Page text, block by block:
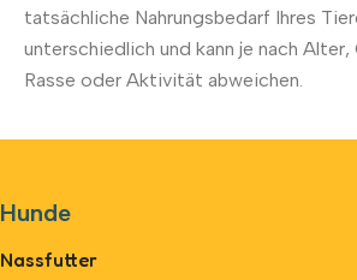
tatsächliche Nahrungsbedarf Ihres
unterschiedlich und kann je nach
Rasse oder Aktivität abweichen.
Hunde
Nassfutter